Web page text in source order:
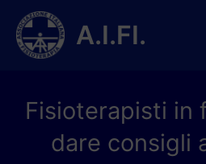
contenuto
A.I.FI.
Fisioterapisti in
dare consigli